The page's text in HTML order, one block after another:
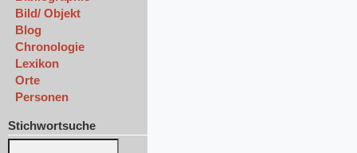
Bild/ Objekt
Blog
Chronologie
Lexikon
Orte
Personen
Stichwortsuche